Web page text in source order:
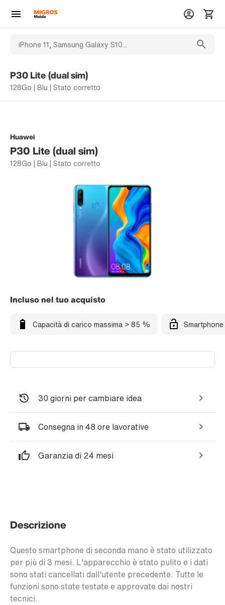
P30 Lite (dual sim)
128Go | Blu | Stato corretto
Huawei
P30 Lite (dual sim)
128Go | Blu | Stato corretto
Incluso nel tuo acquisto
Capacità di carico massima > 85 %
30 giorni per cambiare idea
Consegna in 48 ore lavorative
Garanzia di 24 mesi
Descrizione
Questo smartphone di seconda mano è stato utilizzato
per più di 3 mesi. L'apparecchio è stato pulito e i dati
sono stati cancellati dall'utente precedente. Tutte le
funzioni sono state testate e approvate dai nostri
tecnici.